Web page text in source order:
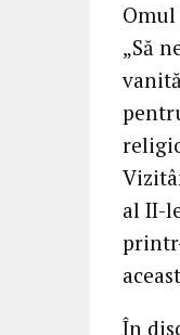
„Să
al II-
În